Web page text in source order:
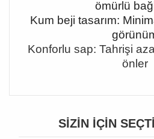
ömürlü
Kum beji tasarım:
Konforlu sap: Tahrişi
önler
SIZIN İÇIN